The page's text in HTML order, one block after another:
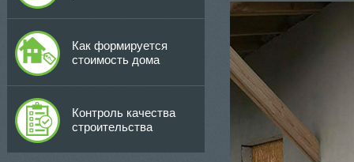
Как формируется
стоимость дома
Контроль качества
строительства